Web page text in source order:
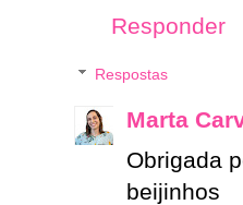
Responder
Respostas
Marta
Obrigada
beijinhos